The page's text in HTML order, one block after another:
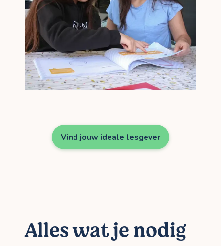
Vind jouw ideale lesgever
Alles wat je nodig